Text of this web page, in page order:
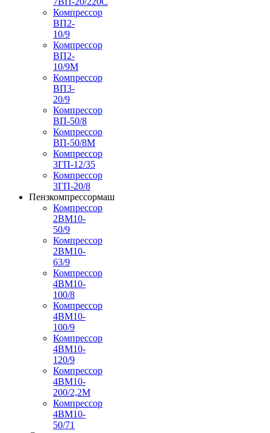
Компрессор
ВП2-
10/9
Компрессор
ВП2-
10/9М
Компрессор
ВП3-
20/9
Компрессор
ВП-50/8
Компрессор
ВП-50/8М
Компрессор
3ГП-12/35
Компрессор
3ГП-20/8
Пензкомпрессормаш
Компрессор
2ВМ10-
50/9
Компрессор
2ВМ10-
63/9
Компрессор
4ВМ10-
100/8
Компрессор
4ВМ10-
100/9
Компрессор
4ВМ10-
120/9
Компрессор
4ВМ10-
200/2,2М
Компрессор
4ВМ10-
50/71